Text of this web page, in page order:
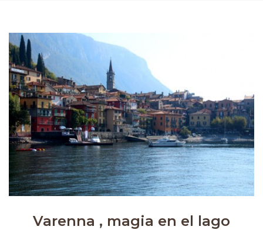
Varenna , magia en el lago